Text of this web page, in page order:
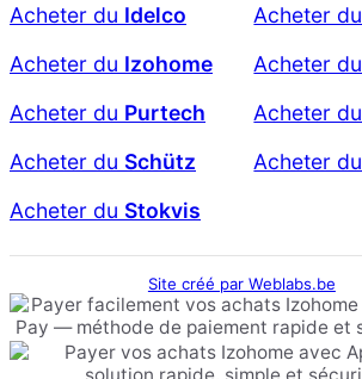
Acheter du Idelco Acheter du
Acheter du Izohome Acheter du
Acheter du Purtech Acheter du
Acheter du Schütz Acheter du
Acheter du Stokvis
Site créé par Weblabs.be